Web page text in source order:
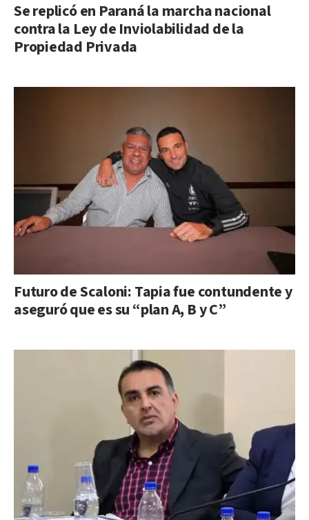
Se replicó en Paraná la marcha nacional
contra la Ley de Inviolabilidad de la
Propiedad Privada
Futuro de Scaloni: Tapia fue contundente y
aseguró que es su “plan A, B y C”